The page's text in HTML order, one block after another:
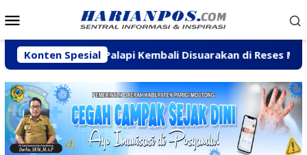
ke
Mobile
Konten Spesial
Palapi Kembali Disuarakan di Reses Mastulah